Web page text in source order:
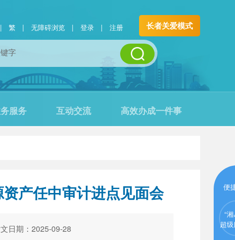
| 繁 | 无障碍浏览 | 登录 | 注册 长者关爱模式
服务 互动交流 高效办成一件事
产任中审计进点见面会
日期：2025-09-28
便
“
超